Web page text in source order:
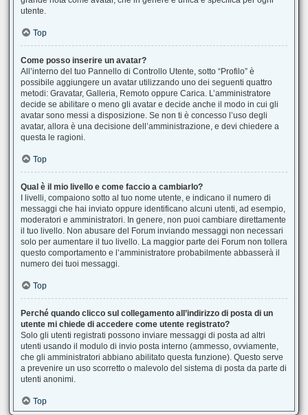
utente.
Top
Come posso inserire un avatar?
All’interno del tuo Pannello di Controllo Utente, sotto “Profilo” è
possibile aggiungere un avatar utilizzando uno dei seguenti quattro
metodi: Gravatar, Galleria, Remoto oppure Carica. L’amministratore
decide se abilitare o meno gli avatar e decide anche il modo in cui gli
avatar sono messi a disposizione. Se non ti è concesso l’uso degli
avatar, allora è una decisione dell’amministrazione, e devi chiedere a
questa le ragioni.
Top
Qual è il mio livello e come faccio a cambiarlo?
I livelli, compaiono sotto al tuo nome utente, e indicano il numero di
messaggi che hai inviato oppure identificano alcuni utenti, ad esempio,
moderatori e amministratori. In genere, non puoi cambiare direttamente
il tuo livello. Non abusare del Forum inviando messaggi non necessari
solo per aumentare il tuo livello. La maggior parte dei Forum non tollera
questo comportamento e l’amministratore probabilmente abbasserà il
numero dei tuoi messaggi.
Top
Perché quando clicco sul collegamento all’indirizzo di posta di un
utente mi chiede di accedere come utente registrato?
Solo gli utenti registrati possono inviare messaggi di posta ad altri
utenti usando il modulo di invio posta interno (ammesso, ovviamente,
che gli amministratori abbiano abilitato questa funzione). Questo serve
a prevenire un uso scorretto o malevolo del sistema di posta da parte di
utenti anonimi.
Top